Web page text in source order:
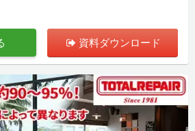
資料ダウンロード